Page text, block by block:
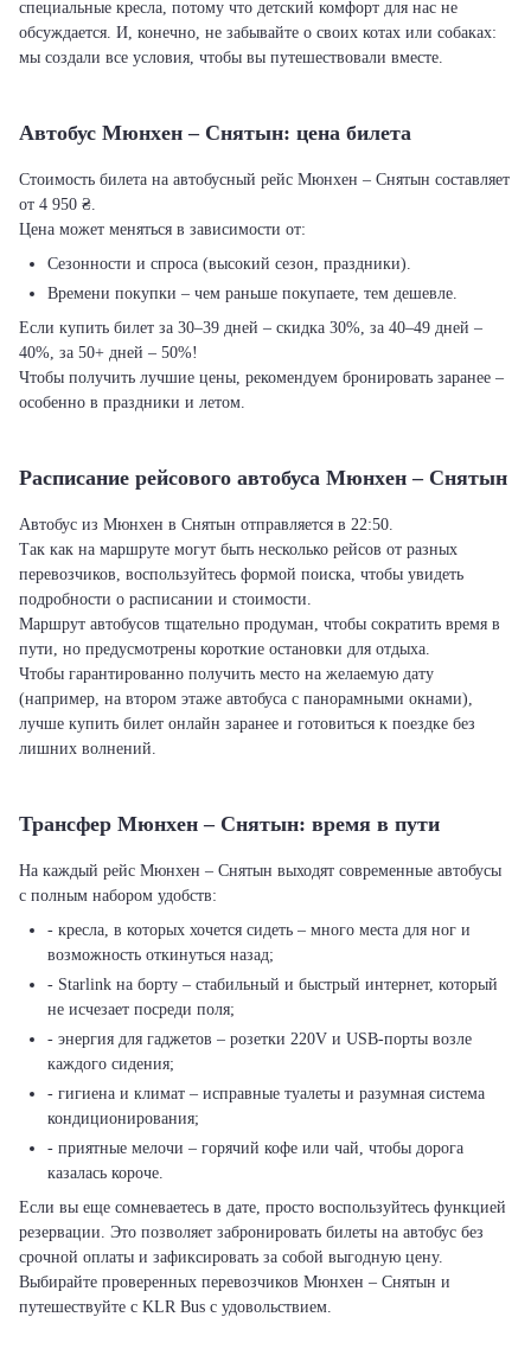
специальные кресла, потому что детский комфорт для нас не
обсуждается. И, конечно, не забывайте о своих котах или собаках:
мы создали все условия, чтобы вы путешествовали вместе.
Автобус Мюнхен – Снятын: цена билета
Стоимость билета на автобусный рейс Мюнхен – Снятын составляет
от 4 950 ₴.
Цена может меняться в зависимости от:
Сезонности и спроса (высокий сезон, праздники).
Времени покупки – чем раньше покупаете, тем дешевле.
Если купить билет за 30–39 дней – скидка 30%, за 40–49 дней –
40%, за 50+ дней – 50%!
Чтобы получить лучшие цены, рекомендуем бронировать заранее –
особенно в праздники и летом.
Расписание рейсового автобуса Мюнхен – Снятын
Автобус из Мюнхен в Снятын отправляется в 22:50.
Так как на маршруте могут быть несколько рейсов от разных
перевозчиков, воспользуйтесь формой поиска, чтобы увидеть
подробности о расписании и стоимости.
Маршрут автобусов тщательно продуман, чтобы сократить время в
пути, но предусмотрены короткие остановки для отдыха.
Чтобы гарантированно получить место на желаемую дату
(например, на втором этаже автобуса с панорамными окнами),
лучше купить билет онлайн заранее и готовиться к поездке без
лишних волнений.
Трансфер Мюнхен – Снятын: время в пути
На каждый рейс Мюнхен – Снятын выходят современные автобусы
с полным набором удобств:
- кресла, в которых хочется сидеть – много места для ног и
возможность откинуться назад;
- Starlink на борту – стабильный и быстрый интернет, который
не исчезает посреди поля;
- энергия для гаджетов – розетки 220V и USB-порты возле
каждого сидения;
- гигиена и климат – исправные туалеты и разумная система
кондиционирования;
- приятные мелочи – горячий кофе или чай, чтобы дорога
казалась короче.
Если вы еще сомневаетесь в дате, просто воспользуйтесь функцией
резервации. Это позволяет забронировать билеты на автобус без
срочной оплаты и зафиксировать за собой выгодную цену.
Выбирайте проверенных перевозчиков Мюнхен – Снятын и
путешествуйте с KLR Bus с удовольствием.